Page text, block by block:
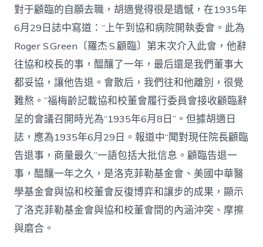
對于顧臨的自願去職，胡適覺得很是遺憾，在1935年
6月29日誌中寫道：“上午到協和病院開執委會。此為
Roger S.Green〔羅杰·S.顧臨〕第末次介入此會，他辭
往協和校長的事，醞釀了一年，最后還是我們董事大
都妥協，讓他告退。會散后，我們往和他離別，很覺
難熬。”福梅齡記載協和校董會履行委員會接收顧臨辭
呈的會議召開時光為“1935年6月8日”。但據胡適日
誌，應為1935年6月29日。報道中“聞對現任院長顧臨
告退事，商量最久”一語包括大批信息。顧臨告退一
事，醞釀一年之久，是洛克菲勒基金會、美國中華醫
學基金會與協和校董會反復博弈和讓步的成果，顯示
了洛克菲勒基金會與協和校董會間的內涵沖突、摩擦
與磨合。